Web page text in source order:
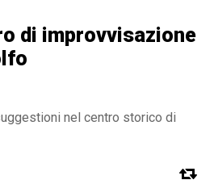
di improvvisazione
nel centro storico di